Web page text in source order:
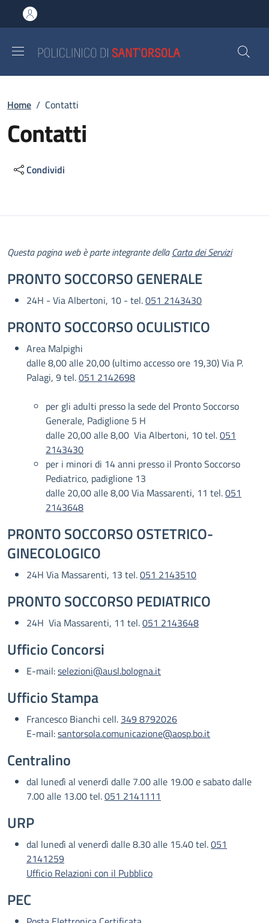
al contenuto principale
to footer content
Briciole di pane
Home / Contatti
Contatti
Condividi
Descrizione
Questa pagina web è parte integrante dellaCarta dei Servizi
PRONTO SOCCORSO GENERALE
24H - Via Albertoni, 10 - tel.051 2143430
PRONTO SOCCORSO OCULISTICO
Area Malpighi
dalle 8,00 alle 20,00 (ultimo accesso ore 19,30) Via P.
Palagi, 9 tel.051 2142698
per gli adulti presso la sede del Pronto Soccorso
Generale, Padiglione 5 H
dalle 20,00 alle 8,00 Via Albertoni, 10 tel.051
2143430
per i minori di 14 anni presso il Pronto Soccorso
Pediatrico, padiglione 13
dalle 20,00 alle 8,00 Via Massarenti, 11 tel.051
2143648
PRONTO SOCCORSO OSTETRICO-
GINECOLOGICO
24H Via Massarenti, 13 tel.051 2143510
PRONTO SOCCORSO PEDIATRICO
24H Via Massarenti, 11 tel.051 2143648
Ufficio Concorsi
E-mail:selezioni@ausl.bologna.it
Ufficio Stampa
Francesco Bianchi cell. 349 8792026
E-mail:santorsola.comunicazione@aosp.bo.it
Centralino
dal lunedì al venerdì dalle 7.00 alle 19.00 e sabato dalle
7.00 alle 13.00 tel.051 2141111
URP
dal lunedì al venerdì dalle 8.30 alle 15.40 tel.051
2141259
Ufficio Relazioni con il Pubblico
PEC